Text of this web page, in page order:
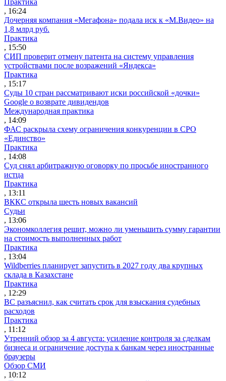
, 16:24
Дочерняя компания «Мегафона» подала иск к «М.Видео» на
1,8 млрд руб.
Практика
, 15:50
СИП проверит отмену патента на систему управления
устройствами после возражений «Яндекса»
Практика
, 15:17
Суды 10 стран рассматривают иски российской «дочки»
Google о возврате дивидендов
Международная практика
, 14:09
ФАС раскрыла схему ограничения конкуренции в СРО
«Единство»
Практика
, 14:08
Суд снял арбитражную оговорку по просьбе иностранного
истца
Практика
, 13:11
ВККС открыла шесть новых вакансий
Судьи
, 13:06
Экономколлегия решит, можно ли уменьшить сумму гарантии
на стоимость выполненных работ
Практика
, 13:04
Wildberries планирует запустить в 2027 году два крупных
склада в Казахстане
Практика
, 12:29
ВС разъяснил, как считать срок для взыскания судебных
расходов
Практика
, 11:12
Утренний обзор за 4 августа: усиление контроля за сделкам
бизнеса и ограничение доступа к банкам через иностранные
браузеры
Обзор СМИ
, 10:12